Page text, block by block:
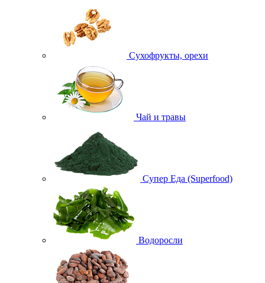
Сухофрукты, орехи
Чай и травы
Супер Еда (Superfood)
Водоросли